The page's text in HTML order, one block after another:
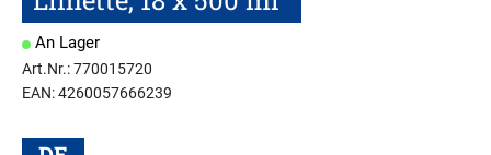
An Lager
Art.Nr.: 770015720
EAN: 4260057666239